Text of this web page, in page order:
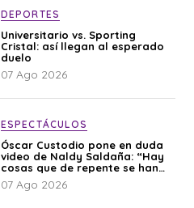
DEPORTES
Universitario vs. Sporting
Cristal: así llegan al esperado
duelo
07 Ago 2026
ESPECTÁCULOS
Óscar Custodio pone en duda
video de Naldy Saldaña: “Hay
cosas que de repente se han
editado”
07 Ago 2026